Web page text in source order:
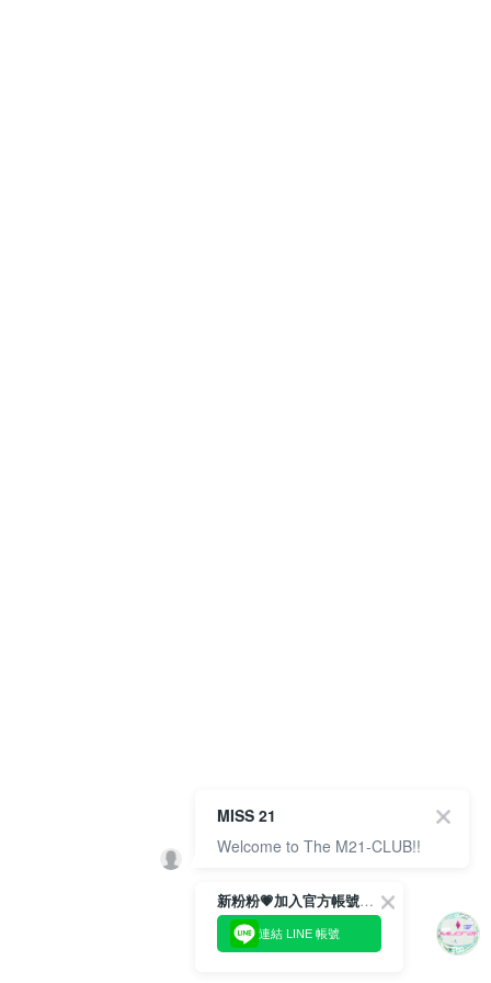
新粉粉💗加入官方帳號綁定會員成功拿✨$100優惠券✨
連結 LINE 帳號
MISS 21
Welcome to The M21-CLUB!!